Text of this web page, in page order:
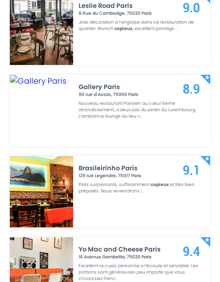
Leslie Road Paris
8 Rue du Cambodge,75020Paris
Jolie décoration à l’anglaise dans ce restauration de
quartier. Brunchcopieux, excellent porridge....
9.0
Gallery Paris
90 rue d'Assas,75006Paris
Nouveau restaurant Parisien au cœur 6eme
arrondissement, a deux pas du jardin du Luxembourg.
L'ambiance lounge du lieu v...
8.9
Brasileirinho Paris
129 rue Legendre,75017Paris
Plats surprenants, suffisammentcopieuxet très bien
préparés. Nous reviendrons !...
9.1
Yo Mac and Cheese Paris
16 Avenue Gambetta,75020Paris
Excellent accueil, personne a l’écoute et serviable. Les
portions sont généreuses peu importe que vous
choisissiez Frenc...
9.4